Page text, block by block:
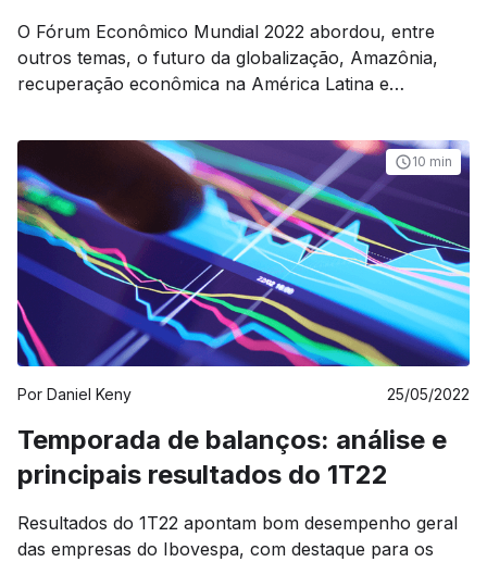
O Fórum Econômico Mundial 2022 abordou, entre
outros temas, o futuro da globalização, Amazônia,
recuperação econômica na América Latina e
10 min
Por Daniel Keny 25/05/2022
Temporada de balanços: análise e
principais resultados do 1T22
Resultados do 1T22 apontam bom desempenho geral
das empresas do Ibovespa, com destaque para os